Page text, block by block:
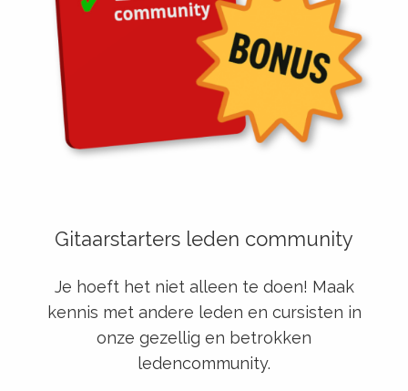
Gitaarstarters leden community
Je hoeft het niet alleen te doen! Maak
kennis met andere leden en cursisten in
onze gezellig en betrokken
ledencommunity.